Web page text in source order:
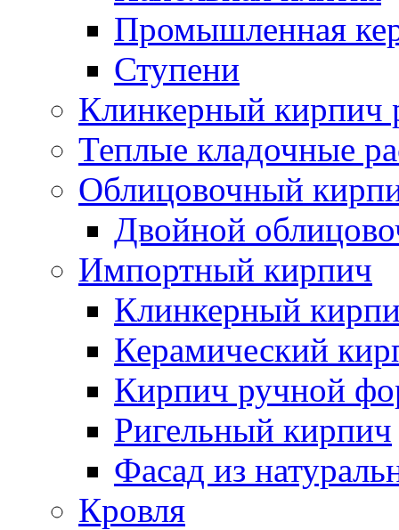
Промышленная
Ступени
Клинкерный кирпич
Теплые кладочные
Облицовочный
Двойной
Импортный кирпич
Клинкерный
Керамический
Кирпич ручной
Ригельный кирпич
Фасад из
Кровля